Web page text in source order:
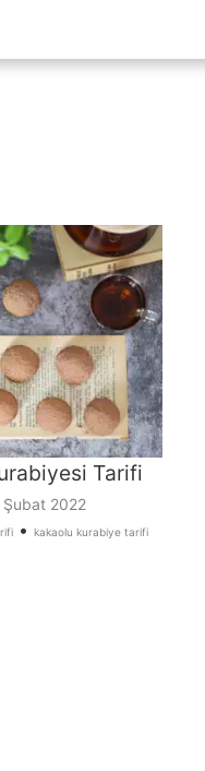
Tarifi
Şubat 2022
• kakaolu kurabiye tarifi